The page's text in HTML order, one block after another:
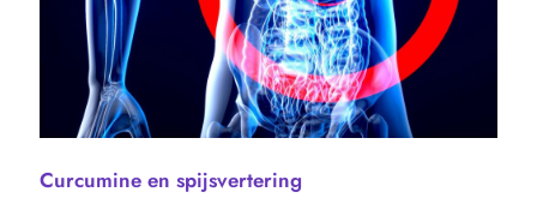
Curcumine en spijsvertering